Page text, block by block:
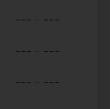
--- ---
--- ---
--- ---